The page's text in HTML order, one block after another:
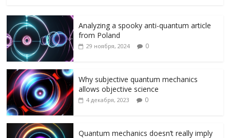
e
b
o
o
k
itt
er gr
a
R
u
n
o
kl
s
ni
р
и
т
Analyzing a spooky anti-quantum article
from Poland
29 ноября, 2024 0
Why subjective quantum mechanics
allows objective science
4 декабря, 2023 0
Quantum mechanics doesn’t really imply